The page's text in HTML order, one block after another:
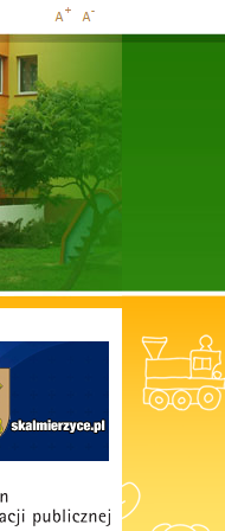
IncreaseDecrease